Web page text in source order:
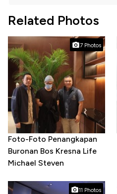
Related Photos
7 Photos
Foto-Foto Penangkapan
Buronan Bos Kresna Life
Michael Steven
11 Photos